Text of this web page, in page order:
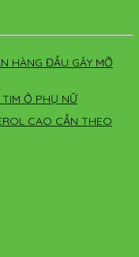
HÀNG ĐẦU GÂY MỠ
Ở PHỤ NỮ
CAO CẦN THEO